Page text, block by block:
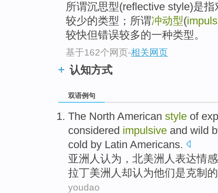
所谓沉思型(reflective style)是
较少的类型；所谓冲动型(
较快但错误较多的一种类型。
基于162个网页-相关网页
认知方式
双语例句
The North American style of
considered impulsive and wild
cold by Latin Americans.
亚洲人 认为 ， 北美洲 人 表达情感
拉丁美洲人 却认为他们是克制
youdao